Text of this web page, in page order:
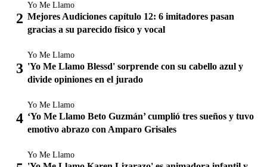
Yo Me Llamo
Mejores Audiciones capítulo 12: 6 imitadores pasan
gracias a su parecido físico y vocal
Yo Me Llamo
'Yo Me Llamo Blessd' sorprende con su cabello azul y
divide opiniones en el jurado
Yo Me Llamo
‘Yo Me Llamo Beto Guzmán’ cumplió tres sueños y tuvo
emotivo abrazo con Amparo Grisales
Yo Me Llamo